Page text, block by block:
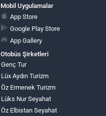
Mobil Uygulamalar
App Store
Google Play Store
App Gallery
Otobüs Şirketleri
Genç Tur
Lüx Aydın Turizm
Öz Ermenek Turizm
Lüks Nur Seyahat
Öz Elbistan Seyahat